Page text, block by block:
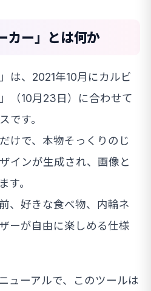
カー」とは何か
は、2021年10月にカルビ
（10月23日）に合わせて
です。
けで、本物そっくりのじ
インが生成され、画像と
す。
、好きな食べ物、内輪ネ
ーが自由に楽しめる仕様
ューアルで、このツールは